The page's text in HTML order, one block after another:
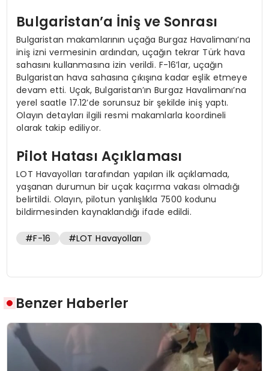
Bulgaristan’a İniş ve Sonrası
Bulgaristan makamlarının uçağa Burgaz Havalimanı’na
iniş izni vermesinin ardından, uçağın tekrar Türk hava
sahasını kullanmasına izin verildi. F-16’lar, uçağın
Bulgaristan hava sahasına çıkışına kadar eşlik etmeye
devam etti. Uçak, Bulgaristan’ın Burgaz Havalimanı’na
yerel saatle 17.12’de sorunsuz bir şekilde iniş yaptı.
Olayın detayları ilgili resmi makamlarla koordineli
olarak takip ediliyor.
Pilot Hatası Açıklaması
LOT Havayolları tarafından yapılan ilk açıklamada,
yaşanan durumun bir uçak kaçırma vakası olmadığı
belirtildi. Olayın, pilotun yanlışlıkla 7500 kodunu
bildirmesinden kaynaklandığı ifade edildi.
#F-16 #LOT Havayolları
Benzer Haberler